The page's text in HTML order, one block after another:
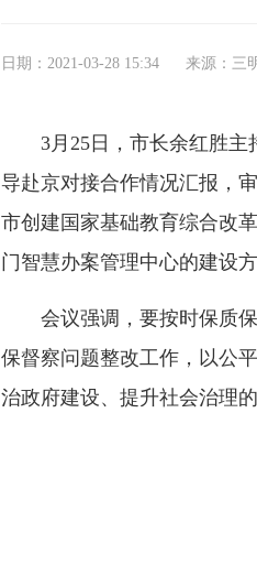
日期：2021-03-28 15:34 来源：三
3月25日，市长余红胜主
导赴京对接合作情况汇报，
市创建国家基础教育综合改
门智慧办案管理中心的建设方
会议强调，要按时保质保
保督察问题整改工作，以公
治政府建设、提升社会治理